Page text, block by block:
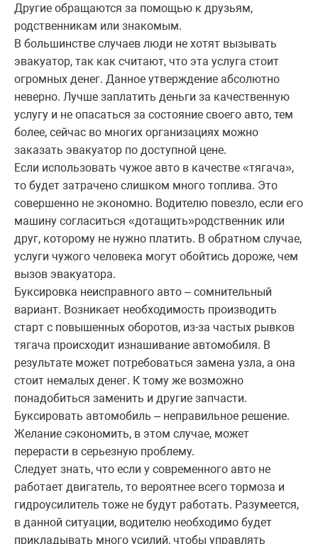
Другие обращаются за помощью к друзьям,
родственникам или знакомым.
В большинстве случаев люди не хотят вызывать
эвакуатор, так как считают, что эта услуга стоит
огромных денег. Данное утверждение абсолютно
неверно. Лучше заплатить деньги за качественную
услугу и не опасаться за состояние своего авто, тем
более, сейчас во многих организациях можно
заказать эвакуатор по доступной цене.
Если использовать чужое авто в качестве «тягача»,
то будет затрачено слишком много топлива. Это
совершенно не экономно. Водителю повезло, если его
машину согласиться «дотащить»родственник или
друг, которому не нужно платить. В обратном случае,
услуги чужого человека могут обойтись дороже, чем
вызов эвакуатора.
Буксировка неисправного авто – сомнительный
вариант. Возникает необходимость производить
старт с повышенных оборотов, из-за частых рывков
тягача происходит изнашивание автомобиля. В
результате может потребоваться замена узла, а она
стоит немалых денег. К тому же возможно
понадобиться заменить и другие запчасти.
Буксировать автомобиль – неправильное решение.
Желание сэкономить, в этом случае, может
перерасти в серьезную проблему.
Следует знать, что если у современного авто не
работает двигатель, то вероятнее всего тормоза и
гидроусилитель тоже не будут работать. Разумеется,
в данной ситуации, водителю необходимо будет
прикладывать много усилий, чтобы управлять